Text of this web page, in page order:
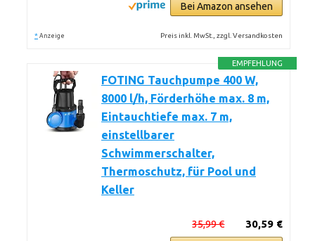
Bei Amazon ansehen
* Anzeige Preis inkl. MwSt., zzgl. Versandkosten
EMPFEHLUNG
FOTING Tauchpumpe 400 W,
8000 l/h, Förderhöhe max. 8 m,
Eintauchtiefe max. 7 m,
einstellbarer
Schwimmerschalter,
Thermoschutz, für Pool und
Keller
30,59 €
35,99 €